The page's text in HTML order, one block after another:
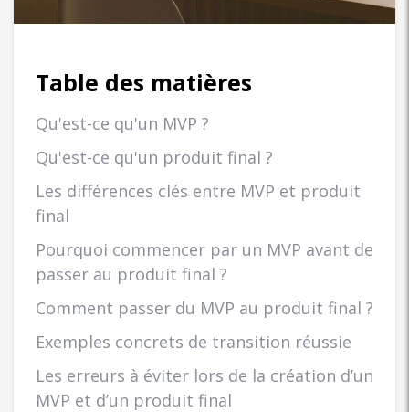
Table des matières
Qu'est-ce qu'un MVP ?
Qu'est-ce qu'un produit final ?
Les différences clés entre MVP et produit
final
Pourquoi commencer par un MVP avant de
passer au produit final ?
Comment passer du MVP au produit final ?
Exemples concrets de transition réussie
Les erreurs à éviter lors de la création d’un
MVP et d’un produit final